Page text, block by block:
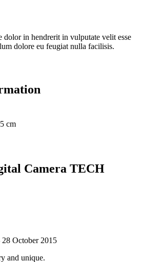
dolor in hendrerit in vulputate velit esse
dolore eu feugiat nulla facilisis.
cm
Camera TECH
28 October 2015
and unique.